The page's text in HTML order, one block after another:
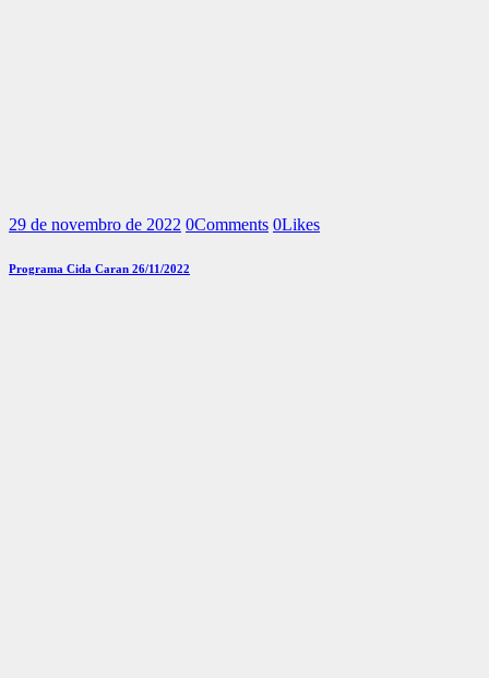
29 de novembro de 2022 0Comments 0Likes
Programa Cida Caran 26/11/2022